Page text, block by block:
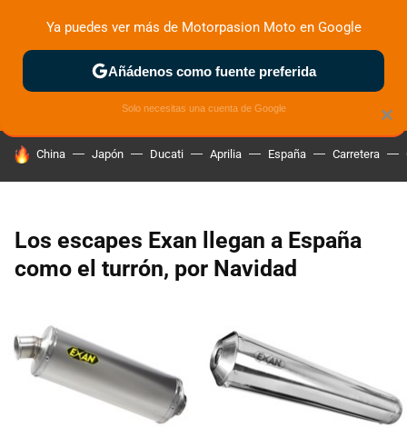
ZONA DE PRUEBAS DEPORTIVAS MOTOS ELÉCTRICAS
HOY SE HABLA DE
China Japón Ducati Aprilia España Carretera
Los escapes Exan llegan a España
como el turrón, por Navidad
×
Ya puedes ver más de Motorpasion Moto en Google
Añádenos como fuente preferida
Solo necesitas una cuenta de Google